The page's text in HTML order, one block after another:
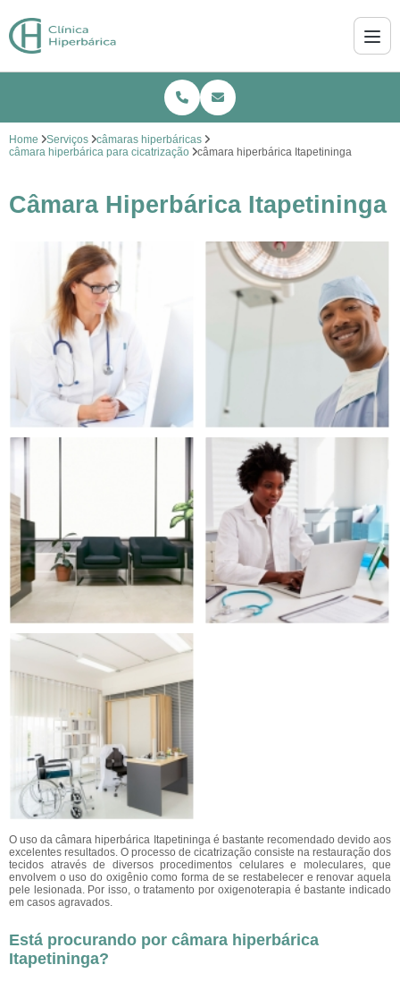
Home Serviços
câmaras hiperbáricas
câmara hiperbárica para cicatrização
câmara hiperbárica Itapetininga
Câmara Hiperbárica Itapetininga
O uso da câmara hiperbárica Itapetininga é bastante recomendado devido aos
excelentes resultados. O processo de cicatrização consiste na restauração dos
tecidos através de diversos procedimentos celulares e moleculares, que
envolvem o uso do oxigênio como forma de se restabelecer e renovar aquela
pele lesionada. Por isso, o tratamento por oxigenoterapia é bastante indicado
em casos agravados.
Está procurando por câmara hiperbárica
Itapetininga?